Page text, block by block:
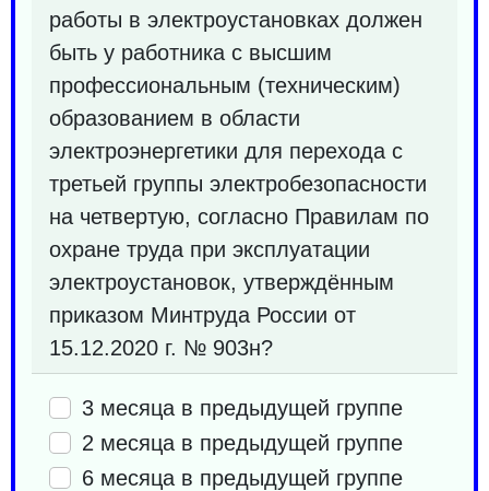
работы в электроустановках должен
быть у работника с высшим
профессиональным (техническим)
образованием в области
электроэнергетики для перехода с
третьей группы электробезопасности
на четвертую, согласно Правилам по
охране труда при эксплуатации
электроустановок, утверждённым
приказом Минтруда России от
15.12.2020 г. № 903н?
3 месяца в предыдущей группе
2 месяца в предыдущей группе
6 месяца в предыдущей группе